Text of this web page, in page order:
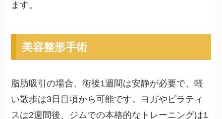
ます。
美容整形手術
脂肪吸引の場合、術後1週間は安静が必要で、軽
い散歩は3日目頃から可能です。ヨガやピラティ
スは2週間後、ジムでの本格的なトレーニングは1